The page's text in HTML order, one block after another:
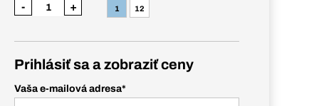
1 12
- +
Prihlásiť sa a zobraziť ceny
Vaša e-mailová adresa*